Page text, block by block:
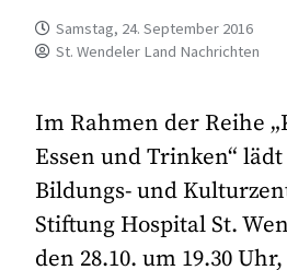
Samstag, 24. September 2016
St. Wendeler Land Nachrichten
Im Rahmen der Reihe
Essen und Trinken“ lädt
Bildungs- und
Stiftung Hospital St.
den 28.10. um 19.30